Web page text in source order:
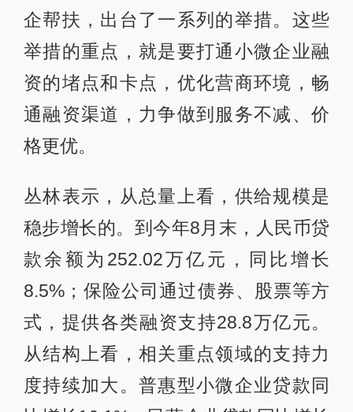
企帮扶，出台了一系列的举措。这些
举措的重点，就是要打通小微企业融
资的堵点和卡点，优化营商环境，畅
通融资渠道，力争做到服务不减、价
格更优。
丛林表示，从总量上看，供给规模是
稳步增长的。到今年8月末，人民币贷
款余额为252.02万亿元，同比增长
8.5%；保险公司通过债券、股票等方
式，提供各类融资支持28.8万亿元。
从结构上看，相关重点领域的支持力
度持续加大。普惠型小微企业贷款同